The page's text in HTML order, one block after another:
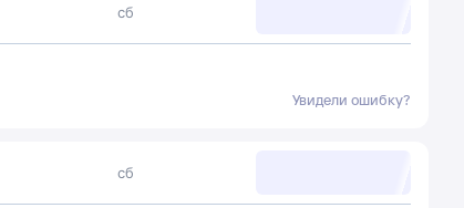
сб
Увидели ошибку?
сб